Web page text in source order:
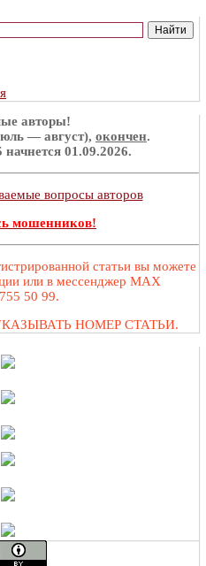
авторы!
— август), окончен.
01.09.2026.
вопросы авторов
мошенников!
статьи вы можете
или в мессенджер MAX
50 99.
НОМЕР СТАТЬИ.